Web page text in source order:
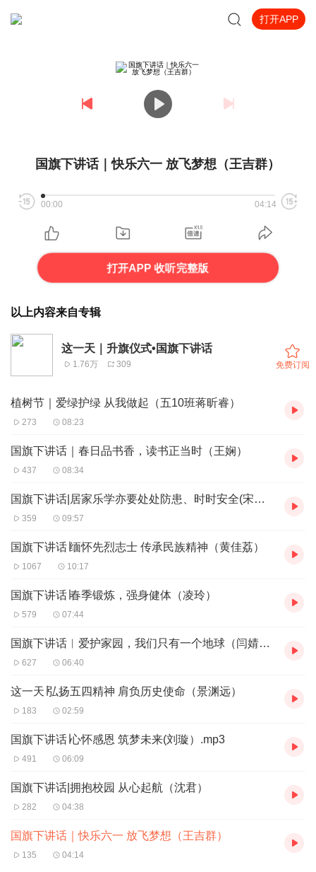
打开APP
国旗下讲话｜快乐六一 放飞梦想（王吉群）
00:00 04:14
打开APP 收听完整版
以上内容来自专辑
这一天｜升旗仪式•国旗下讲话
1.76万 309 免费订阅
植树节｜爱绿护绿 从我做起（五10班蒋昕睿）
273 08:23
国旗下讲话｜春日品书香，读书正当时（王娴）
437 08:34
国旗下讲话|居家乐学亦要处处防患、时时安全(宋殿凤)
359 09:57
国旗下讲话∣缅怀先烈志士 传承民族精神（黄佳荔）
1067 10:17
国旗下讲话∣春季锻炼，强身健体（凌玲）
579 07:44
国旗下讲话︱爱护家园，我们只有一个地球（闫婧妮）
627 06:40
这一天∣弘扬五四精神 肩负历史使命（景渊远）
183 02:59
国旗下讲话∣心怀感恩 筑梦未来(刘璇）.mp3
491 06:09
国旗下讲话|拥抱校园 从心起航（沈君）
282 04:38
国旗下讲话｜快乐六一 放飞梦想（王吉群）
135 04:14